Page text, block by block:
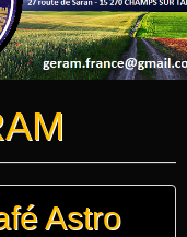
Astro